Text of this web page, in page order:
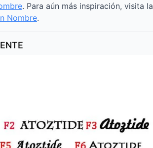
. Para aún más inspiración, visita la
Nombre.